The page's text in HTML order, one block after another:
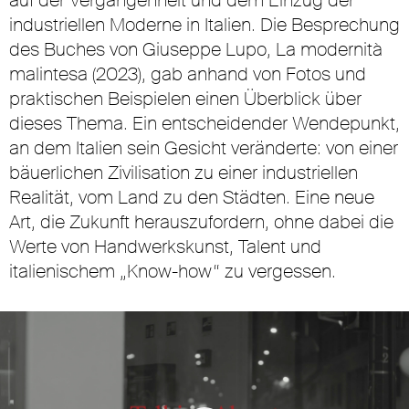
industriellen Moderne in Italien. Die Besprechung
des Buches von Giuseppe Lupo, La modernità
malintesa (2023), gab anhand von Fotos und
praktischen Beispielen einen Überblick über
dieses Thema. Ein entscheidender Wendepunkt,
an dem Italien sein Gesicht veränderte: von einer
bäuerlichen Zivilisation zu einer industriellen
Realität, vom Land zu den Städten. Eine neue
Art, die Zukunft herauszufordern, ohne dabei die
Werte von Handwerkskunst, Talent und
italienischem „Know-how“ zu vergessen.